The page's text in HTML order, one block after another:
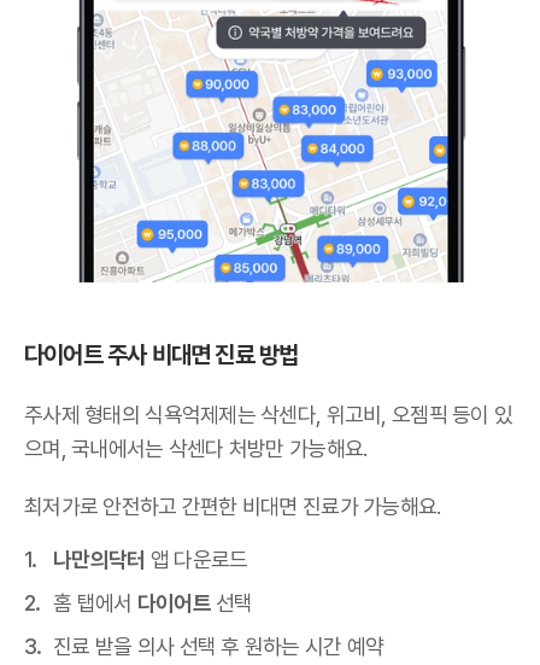
다이어트 주사 비대면 진료 방법
주사제 형태의 식욕억제제는 삭센다, 위고비, 오젬픽 등이 있
으며,국내에서는 삭센다 처방만 가능해요.
최저가로 안전하고 간편한 비대면 진료가 가능해요.
나만의닥터 앱 다운로드
홈 탭에서 다이어트선택
진료 받을 의사 선택 후 원하는 시간 예약